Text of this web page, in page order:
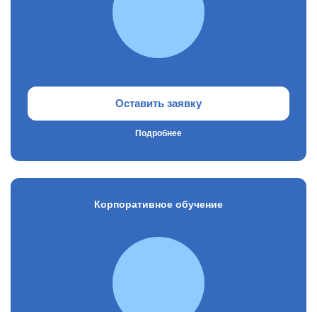
Оставить заявку
Подробнее
Корпоративное обучение